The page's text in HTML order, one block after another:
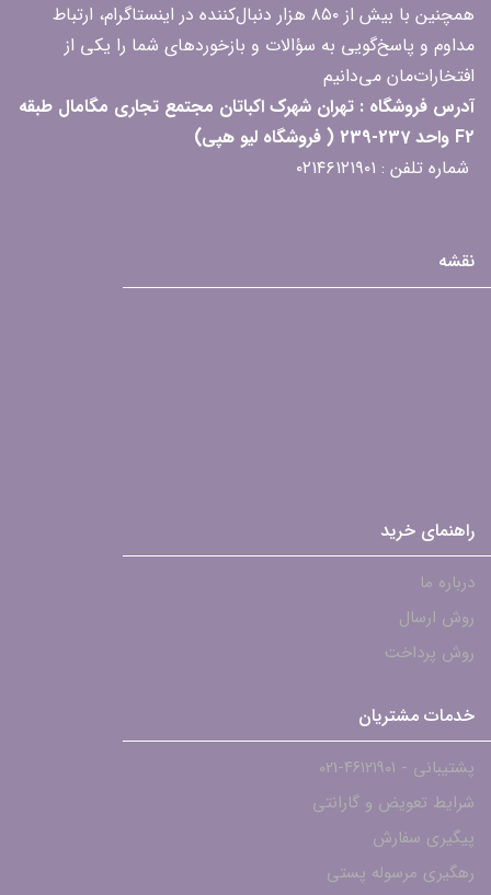
همچنین با بیش از ۸۵۰ هزار دنبال‌کننده در اینستاگرام، ارتباط
مداوم و پاسخ‌گویی به سؤالات و بازخوردهای شما را یکی از
افتخارات‌مان می‌دانیم
آدرس فروشگاه : تهران شهرک اکباتان مجتمع تجاری مگامال طبقه
F2 واحد 237-239 ( فروشگاه لیو هپی)
شماره تلفن : ۰۲۱۴۶۱۲۱۹۰۱
نقشه
راهنمای خرید
درباره ما
روش ارسال
روش پرداخت
خدمات مشتریان
پشتیبانی - ۴۶۱۲۱۹۰۱-021
شرایط تعویض و گارانتی
پیگیری سفارش
رهگیری مرسوله پستی